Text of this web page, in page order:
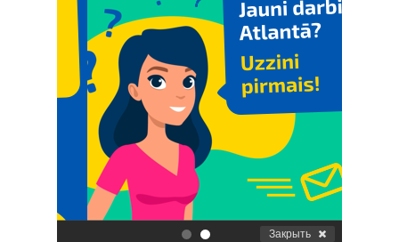
. Закрыть